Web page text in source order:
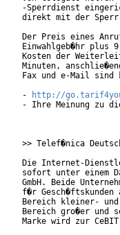
-Sperrdienst
direkt mit der
Der Preis eines
Einwahlgeb�hr plus
Kosten der
Minuten,
Fax und e-Mail sind
-
http://
- Ihre Meinung zu
>> Telef�nica
Die Internet-
sofort unter einem
GmbH. Beide
f�r
Bereich kleiner- und
Bereich gro�er und
Marke wird zur